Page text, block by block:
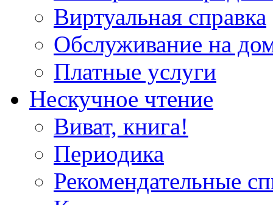
Виртуальная справка
Обслуживание на
Платные услуги
Нескучное чтение
Виват, книга!
Периодика
Рекомендательные